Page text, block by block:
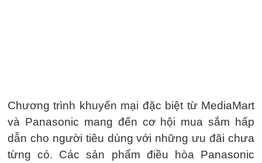
Chương trình khuyến mại đặc biệt từ MediaMart
và Panasonic mang đến cơ hội mua sắm hấp
dẫn cho người tiêu dùng với những ưu đãi chưa
từng có. Các sản phẩm điều hòa Panasonic